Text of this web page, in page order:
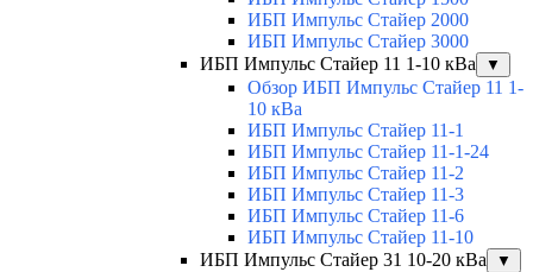
ИБП Импульс Стайер 2000
ИБП Импульс Стайер 3000
ИБП Импульс Стайер 11 1-10 кВа
▼
Обзор ИБП Импульс Стайер 11 1-
10 кВа
ИБП Импульс Стайер 11-1
ИБП Импульс Стайер 11-1-24
ИБП Импульс Стайер 11-2
ИБП Импульс Стайер 11-3
ИБП Импульс Стайер 11-6
ИБП Импульс Стайер 11-10
ИБП Импульс Стайер 31 10-20 кВа
▼